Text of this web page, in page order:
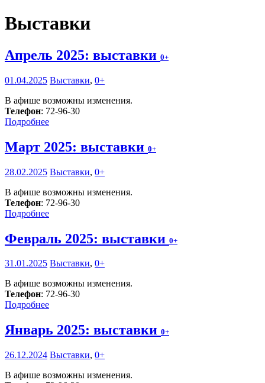
Выставки
Апрель 2025: выставки 0+
01.04.2025 Выставки, 0+
В афише возможны изменения.
Телефон: 72-96-30
Подробнее
Март 2025: выставки 0+
28.02.2025 Выставки, 0+
В афише возможны изменения.
Телефон: 72-96-30
Подробнее
Февраль 2025: выставки 0+
31.01.2025 Выставки, 0+
В афише возможны изменения.
Телефон: 72-96-30
Подробнее
Январь 2025: выставки 0+
26.12.2024 Выставки, 0+
В афише возможны изменения.